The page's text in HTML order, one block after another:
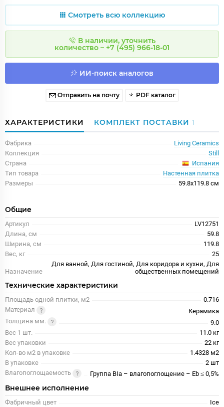
Смотреть всю коллекцию
В наличии, уточнить
количество – +7 (495) 966-18-01
ИИ-поиск аналогов
Отправить на почту PDF каталог
ХАРАКТЕРИСТИКИ КОМПЛЕКТ ПОСТАВКИ 1
Фабрика
Living Ceramics
Коллекция
Still
Страна
Испания
Тип товара
Настенная плитка
Размеры
59.8x119.8 см
Общие
Артикул
LV12751
Длина, см
59.8
Ширина, см
119.8
Вес, кг
25
Назначение
Для ванной, Для гостиной, Для коридора и кухни, Для
общественных помещений
Технические характеристики
Площадь одной плитки, м2
0.716
Материал
Керамика
Толщина мм.
9.0
Вес 1 шт.
11.0 кг
Вес упаковки
22 кг
Кол-во м2 в упаковке
1.4328 м2
В упаковке
2 шт
Влагопоглощаемость
Группа BIa – влагопоглощение – Eb ≤ 0,5%
Внешнее исполнение
Фабричный цвет
Ice